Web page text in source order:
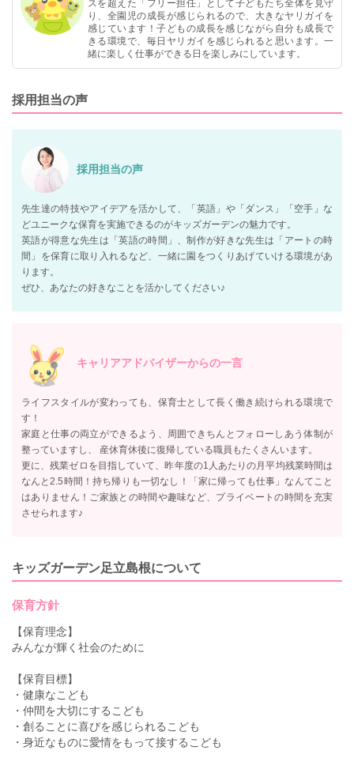
スを超えた「フリー担任」として子どもたち全体を見守
り、全園児の成長が感じられるので、大きなヤリガイを
感じています！子どもの成長を感じながら自分も成長で
きる環境で、毎日ヤリガイを感じられると思います。一
緒に楽しく仕事ができる日を楽しみにしています。
採用担当の声
採用担当の声
先生達の特技やアイデアを活かして、「英語」や「ダンス」「空手」な
どユニークな保育を実施できるのがキッズガーデンの魅力です。
英語が得意な先生は「英語の時間」、制作が好きな先生は「アートの時
間」を保育に取り入れるなど、一緒に園をつくりあげていける環境があ
ります。
ぜひ、あなたの好きなことを活かしてください♪
キャリアアドバイザーからの一言
ライフスタイルが変わっても、保育士として長く働き続けられる環境で
す！
家庭と仕事の両立ができるよう、周囲できちんとフォローしあう体制が
整っていますし、 産休育休後に復帰している職員もたくさんいます。
更に、残業ゼロを目指していて、昨年度の1人あたりの月平均残業時間は
なんと2.5時間！持ち帰りも一切なし！「家に帰っても仕事」なんてこと
はありません！ご家族との時間や趣味など、プライベートの時間を充実
させられます♪
キッズガーデン足立島根について
保育方針
【保育理念】
みんなが輝く社会のために
【保育目標】
・健康なこども
・仲間を大切にするこども
・創ることに喜びを感じられるこども
・身近なものに愛情をもって接するこども